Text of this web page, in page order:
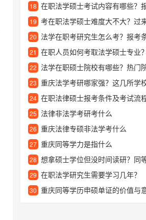
18 在职法学硕士考试内容有哪些？报考科
19 考在职法学硕士难度大不大？过来人
20 法学在职考研究生怎么考？报考条件
21 在职人员如何考取法学硕士专业
22 法学在职硕士院校有哪些？热门院
23 重庆法学考研哪家强？这几所学校
24 在职法律硕士报考条件及考试流程全攻略，
25 法律非法学考研考什么
26 重庆法律专硕非法学考什么
27 重庆同等学力是指什么
28 想拿硕士学位但没时间读研？同等学历
29 在职法学研究生需要学习几年？
30 重庆同等学历申硕单证的价值与